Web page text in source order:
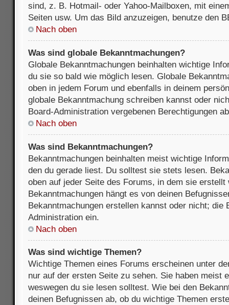
sind, z. B. Hotmail- oder Yahoo-Mailboxen, mit
Seiten usw. Um das Bild anzuzeigen, benutze den
Nach oben
Was sind globale Bekanntmachungen?
Globale Bekanntmachungen beinhalten wichtige
du sie so bald wie möglich lesen. Globale
oben in jedem Forum und ebenfalls in deinem
globale Bekanntmachung schreiben kannst oder
Board-Administration vergebenen Berechtigungen
Nach oben
Was sind Bekanntmachungen?
Bekanntmachungen beinhalten meist wichtige
den du gerade liest. Du solltest sie stets lesen.
oben auf jeder Seite des Forums, in dem sie erstellt
Bekanntmachungen hängt es von deinen
Bekanntmachungen erstellen kannst oder nicht; die
Administration ein.
Nach oben
Was sind wichtige Themen?
Wichtige Themen eines Forums erscheinen unter
nur auf der ersten Seite zu sehen. Sie haben meist
weswegen du sie lesen solltest. Wie bei den
deinen Befugnissen ab, ob du wichtige Themen